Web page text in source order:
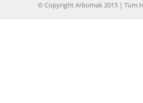
© Copyright Arbomak 2015 | Tüm